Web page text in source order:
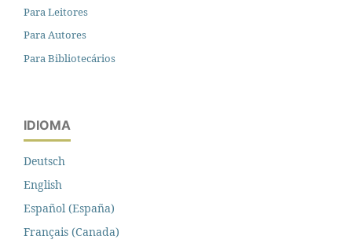
Para Leitores
Para Autores
Para Bibliotecários
IDIOMA
Deutsch
English
Español (España)
Français (Canada)